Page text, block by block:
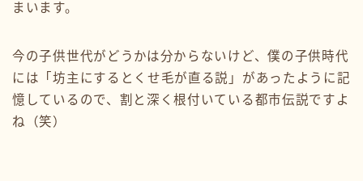
まいます。
今の子供世代がどうかは分からないけど、僕の子供時代
には「坊主にするとくせ毛が直る説」があったように記
憶しているので、割と深く根付いている都市伝説ですよ
ね（笑）